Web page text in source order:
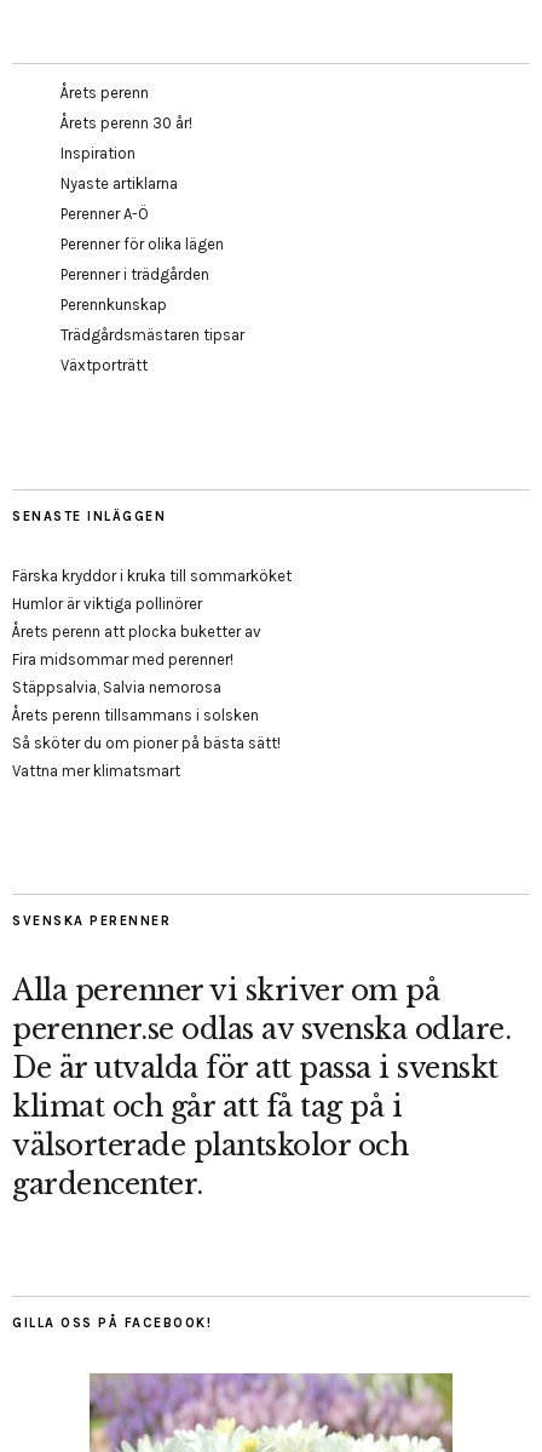
Årets perenn
Årets perenn 30 år!
Inspiration
Nyaste artiklarna
Perenner A-Ö
Perenner för olika lägen
Perenner i trädgården
Perennkunskap
Trädgårdsmästaren tipsar
Växtporträtt
SENASTE INLÄGGEN
Färska kryddor i kruka till sommarköket
Humlor är viktiga pollinörer
Årets perenn att plocka buketter av
Fira midsommar med perenner!
Stäppsalvia, Salvia nemorosa
Årets perenn tillsammans i solsken
Så sköter du om pioner på bästa sätt!
Vattna mer klimatsmart
SVENSKA PERENNER
Alla perenner vi skriver om på
perenner.se odlas av svenska odlare.
De är utvalda för att passa i svenskt
klimat och går att få tag på i
välsorterade plantskolor och
gardencenter.
GILLA OSS PÅ FACEBOOK!